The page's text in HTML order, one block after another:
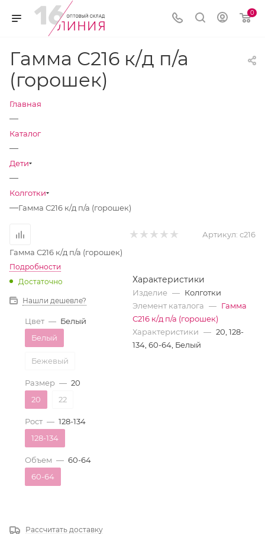
0
Гамма С216 к/д п/а
(горошек)
Главная
—
Каталог
—
Дети
—
Колготки
—Гамма С216 к/д п/а (горошек)
Артикул: с216
Гамма С216 к/д п/а (горошек)
Подробности
Достаточно
Нашли дешевле?
Цвет — Белый
Белый
Бежевый
Размер — 20
20
22
Рост — 128-134
128-134
Объем — 60-64
60-64
Рассчитать доставку
Характеристики
Изделие — Колготки
Элемент каталога — Гамма
С216 к/д п/а (горошек)
Характеристики — 20, 128-
134, 60-64, Белый